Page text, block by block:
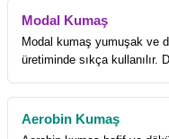
Modal Kumaş
Modal kumaş yumuşak ve
üretiminde sıkça kullanılır.
Aerobin Kumaş